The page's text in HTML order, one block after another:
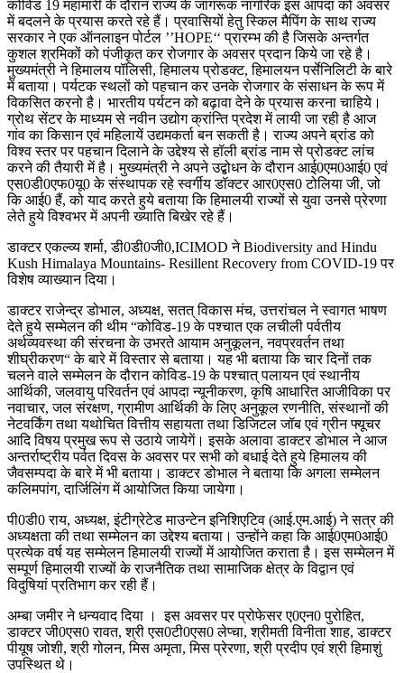
कोविड 19 महामारी के दौरान राज्य के जागरूक नागरिक इस आपदा को अवसर
में बदलने के प्रयास करते रहे हैं। प्रवासियों हेतु स्किल मैपिंग के साथ राज्य
सरकार ने एक ऑनलाइन पोर्टल ’’HOPE‘‘ प्रारम्भ की है जिसके अन्तर्गत
कुशल श्रमिकों को पंजीकृत कर रोजगार के अवसर प्रदान किये जा रहे है।
मुख्यमंत्री ने हिमालय पॉलिसी, हिमालय प्रोडक्ट, हिमालयन पर्सेनिलिटी के बारे
में बताया। पर्यटक स्थलों को पहचान कर उनके रोजगार के संसाधन के रूप में
विकसित करनो है। भारतीय पर्यटन को बढ़ावा देने के प्रयास करना चाहिये।
ग्रोथ सेंटर के माध्यम से नवीन उद्योग क्रांन्ति प्रदेश में लायी जा रही है आज
गांव का किसान एवं महिलायें उद्यमकर्ता बन सकती है। राज्य अपने ब्रांड को
विश्व स्तर पर पहचान दिलाने के उद्देश्य से हॉली ब्रांड नाम से प्रोडक्ट लांच
करने की तैयारी में है। मुख्यमंत्री ने अपने उद्बोधन के दौरान आई0एम0आई0 एवं
एस0डी0एफ0यू0 के संस्थापक रहे स्वर्गीय डॉक्टर आर0एस0 टोलिया जी, जो
कि आई0 हैं, को याद करते हुये बताया कि हिमालयी राज्यों से युवा उनसे प्रेरणा
लेते हुये विश्वभर में अपनी ख्याति बिखेर रहे हैं।
डाक्टर एकल्व्य शर्मा, डी0डी0जी0,ICIMOD ने Biodiversity and Hindu
Kush Himalaya Mountains- Resillent Recovery from COVID-19 पर
विशेष व्याख्यान दिया।
डाक्टर राजेन्द्र डोभाल, अध्यक्ष, सतत् विकास मंच, उत्तरांचल ने स्वागत भाषण
देते हुये सम्मेलन की थीम “कोविड-19 के पश्चात एक लचीली पर्वतीय
अर्थव्यवस्था की संरचना के उभरते आयाम अनुकूलन, नवप्रवर्तन तथा
शीघ्रीकरण“ के बारे में विस्तार से बताया। यह भी बताया कि चार दिनों तक
चलने वाले सम्मेलन के दौरान कोविड-19 के पश्चात् पलायन एवं स्थानीय
आर्थिकी, जलवायु परिवर्तन एवं आपदा न्यूनीकरण, कृषि आधारित आजीविका पर
नवाचार, जल संरक्षण, ग्रामीण आर्थिकी के लिए अनुकूल रणनीति, संस्थानों की
नेटवर्किंग तथा यथोचित वित्तीय सहायता तथा डिजिटल जॉब एवं ग्रीन फ्यूचर
आदि विषय प्रमुख रूप से उठाये जायेगें। इसके अलावा डाक्टर डोभाल ने आज
अन्तर्राष्ट्रीय पर्वत दिवस के अवसर पर सभी को बधाई देते हुये हिमालय की
जैवसम्पदा के बारे में भी बताया। डाक्टर डोभाल ने बताया कि अगला सम्मेलन
कलिमपांग, दार्जिलिंग में आयोजित किया जायेगा।
पी0डी0 राय, अध्यक्ष, इंटीग्रेटेड माउन्टेन इनिशिएटिव (आई.एम.आई) ने सत्र की
अध्यक्षता की तथा सम्मेलन का उद्देश्य बताया। उन्होंने कहा कि आई0एम0आई0
प्रत्येक वर्ष यह सम्मेलन हिमालयी राज्यों में आयोजित कराता है। इस सम्मेलन में
सम्पूर्ण हिमालयी राज्यों के राजनैतिक तथा सामाजिक क्षेत्र के विद्वान एवं
विदुषियां प्रतिभाग कर रही हैं।
अम्बा जमीर ने धन्यवाद दिया । इस अवसर पर प्रोफेसर ए0एन0 पुरोहित,
डाक्टर जी0एस0 रावत, श्री एस0टी0एस0 लेप्चा, श्रीमती विनीता शाह, डाक्टर
पीयूष जोशी, श्री गोलन, मिस अमृता, मिस प्रेरणा, श्री प्रदीप एवं श्री हिमाशुं
उपस्थित थे।